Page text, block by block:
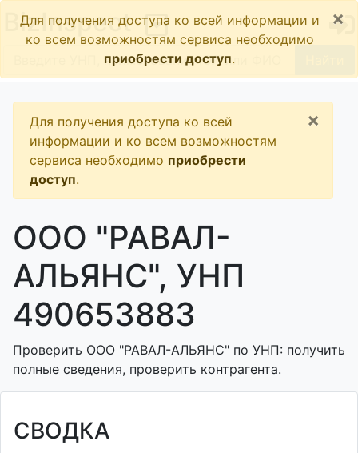
BizInspect
Для получения доступа ко всей информации и
ко всем возможностям сервиса необходимо
приобрести доступ.
×
Для получения доступа ко всей
информации и ко всем возможностям
сервиса необходимо приобрести
доступ.
×
ООО "РАВАЛ-
АЛЬЯНС", УНП
490653883
Проверить ООО "РАВАЛ-АЛЬЯНС" по УНП: получить
полные сведения, проверить контрагента.
СВОДКА